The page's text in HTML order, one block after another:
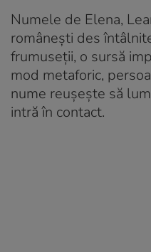
Numele de Elena,
românești des
frumuseții, o sursă
mod metaforic,
nume reușește să
intră în contact.